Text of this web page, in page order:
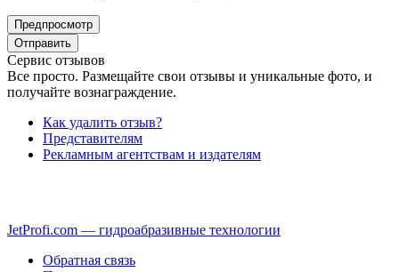
Сервис отзывов
Все просто. Размещайте свои отзывы и уникальные фото, и
получайте вознаграждение.
Как удалить отзыв?
Представителям
Рекламным агентствам и издателям
JetProfi.com — гидроабразивные технологии
Обратная связь